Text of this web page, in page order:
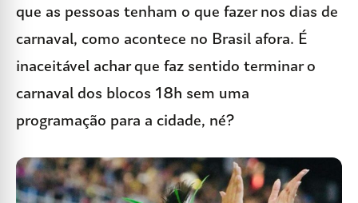
que as pessoas tenham o que fazer nos dias de
carnaval, como acontece no Brasil afora. É
inaceitável achar que faz sentido terminar o
carnaval dos blocos 18h sem uma
programação para a cidade, né?